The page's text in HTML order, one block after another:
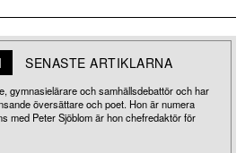
SENASTE ARTIKLARNA
gymnasielärare och samhällsdebattör och har
översättare och poet. Hon är numera
med Peter Sjöblom är hon chefredaktör för